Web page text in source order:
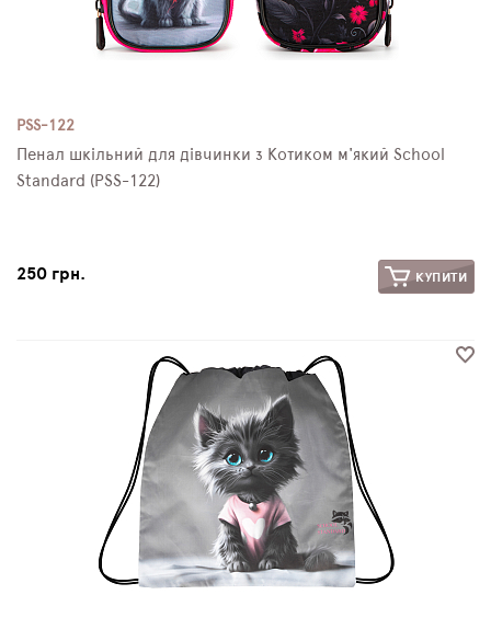
PSS-122
Пенал шкільний для дівчинки з Котиком м'який School
Standard (PSS-122)
250 грн. КУПИТИ